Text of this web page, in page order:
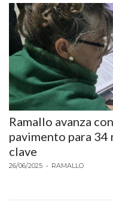
Ramallo avanza
pavimento para 34
clave
26/06/2025 • RAMALLO